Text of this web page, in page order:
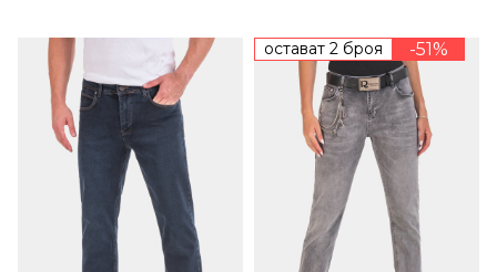
остават 2 броя -51%